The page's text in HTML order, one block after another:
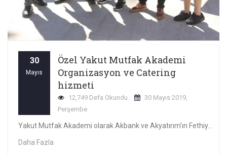
30
Mayıs
Özel Yakut Mutfak Akademi
Organizasyon ve Catering
hizmeti
12,749 Defa Okundu
30 Mayıs 2019,
Perşembe
Daha Fazla